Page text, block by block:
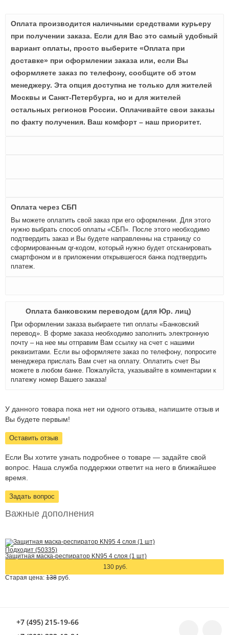
Оплата производится наличными средствами курьеру
при получении заказа. Если для Вас это самый удобный
вариант оплаты, просто выберите «Оплата при
доставке» при оформлении заказа или, если Вы
оформляете заказ по телефону, сообщите об этом
менеджеру. Эта опция доступна не только для жителей
Москвы и Санкт-Петербурга, но и для жителей
остальных регионов России. Оплачивайте свои заказы
по факту получения. Ваш комфорт – наш приоритет.
Оплата через СБП
Вы можете оплатить свой заказ при его оформлении. Для этого
нужно выбрать способ оплаты «СБП». После этого необходимо
подтвердить заказ и Вы будете направленны на страницу со
сформированным qr-кодом, который нужно будет отсканировать
смартфоном и в приложении открывшегося банка подтвердить
платеж.
Оплата банковским переводом (для Юр. лиц)
При оформлении заказа выбираете тип оплаты «Банковский
перевод». В форме заказа необходимо заполнить электронную
почту – на нее мы отправим Вам ссылку на счет с нашими
реквизитами. Если вы оформляете заказ по телефону, попросите
менеджера прислать Вам счет на оплату. Оплатить счет Вы
можете в любом банке. Пожалуйста, указывайте в комментарии к
платежу номер Вашего заказа!
У данного товара пока нет ни одного отзыва, напишите отзыв и
Вы будете первым!
Оставить отзыв
Если Вы хотите узнать подробнее о товаре — задайте свой
вопрос. Наша служба поддержки ответит на него в ближайшее
время.
Задать вопрос
Важные дополнения
Подходит (50335)
Защитная маска-респиратор KN95 4 слоя (1 шт)
130 руб.
Старая цена: 138 руб.
+7 (495) 215-19-66